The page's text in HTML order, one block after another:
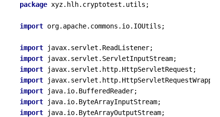
package xyz.hlh.cryptotest.utils;
import org.apache.commons.io.IOUtils;
import
import
import
import
import
import
import